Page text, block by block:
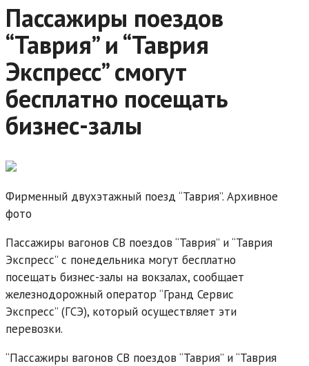
Пассажиры поездов
“Таврия” и “Таврия
Экспресс” смогут
бесплатно посещать
бизнес-залы
Фирменный двухэтажный поезд “Таврия”. Архивное
фото
Пассажиры вагонов СВ поездов “Таврия” и “Таврия
Экспресс” с понедельника могут бесплатно
посещать бизнес-залы на вокзалах, сообщает
железнодорожный оператор “Гранд Сервис
Экспресс” (ГСЭ), который осуществляет эти
перевозки.
“Пассажиры вагонов СВ поездов “Таврия” и “Таврия